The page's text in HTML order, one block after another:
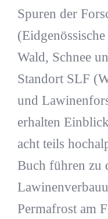
Spuren der
Wald, Schnee
Standort SLF
und
erhalten
acht teils
Buch führen zu
Permafrost am